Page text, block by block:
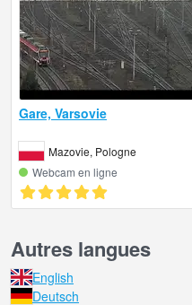
Gare, Varsovie
Mazovie, Pologne
Webcam en ligne
Autres langues
English
Deutsch